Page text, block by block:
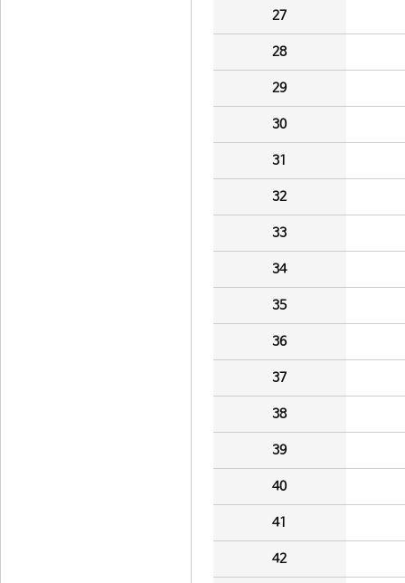
27
28
29
30
31
32
33
34
35
36
37
38
39
40
41
42